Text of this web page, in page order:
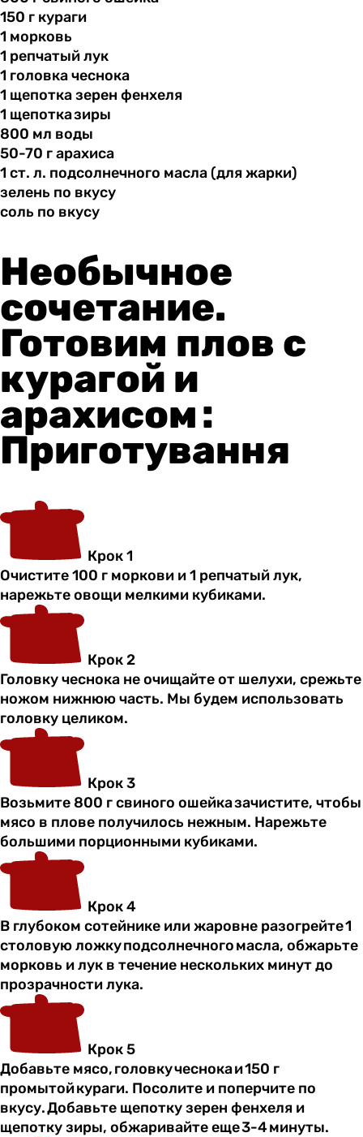
150 г кураги
1 морковь
1 репчатыйлук
1 головкачеснока
1 щепотказерен фенхеля
1 щепотка зиры
800 мл воды
50-70 гарахиса
1 ст. л. подсолнечного масла (для жарки)
зелень по вкусу
соль по вкусу
Необычное
сочетание.
Готовим плов с
курагой и
арахисом :
Приготування
Крок 1
Очистите 100 г моркови и 1 репчатый лук,
нарежьте овощи мелкими кубиками.
Крок 2
Головку чеснока не очищайте от шелухи, срежьте
ножом нижнюю часть. Мы будем использовать
головку целиком.
Крок 3
Возьмите 800 г свиного ошейка зачистите, чтобы
мясо в плове получилось нежным. Нарежьте
большими порционными кубиками.
Крок 4
В глубоком сотейнике или жаровне разогрейте 1
столовую ложку подсолнечного масла, обжарьте
морковь и лук в течение нескольких минут до
прозрачности лука.
Крок 5
Добавьте мясо, головку чеснока и 150 г
промытой кураги. Посолите и поперчите по
вкусу. Добавьте щепотку зерен фенхеля и
щепотку зиры, обжаривайте еще 3-4 минуты.